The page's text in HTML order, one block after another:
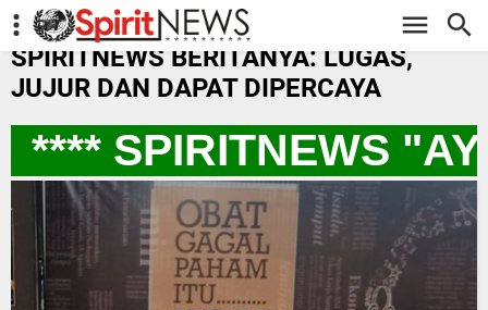
-->
SPIRITNEWS BERITANYA: LUGAS,
JUJUR DAN DAPAT DIPERCAYA
SPIRITNEWS